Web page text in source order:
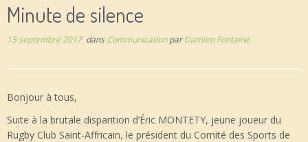
Minute de silence
15 septembre 2017dansCommunicationparDamien Fontaine
Bonjour à tous,
Suite à la brutale disparition d’Éric MONTETY, jeune joueur du
Rugby Club Saint-Affricain, le président du Comité des Sports de